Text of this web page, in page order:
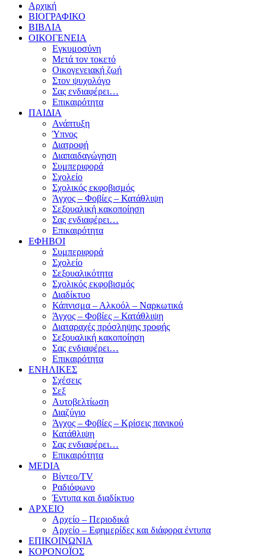
Αρχική
ΒΙΟΓΡΑΦΙΚΟ
ΒΙΒΛΙΑ
ΟΙΚΟΓΕΝΕΙΑ
Εγκυμοσύνη
Μετά τον τοκετό
Οικογενειακή ζωή
Στον ψυχολόγο
Σας ενδιαφέρει…
Επικαιρότητα
ΠΑΙΔΙΑ
Ανάπτυξη
Ύπνος
Διατροφή
Διαπαιδαγώγηση
Συμπεριφορά
Σχολείο
Σχολικός εκφοβισμός
Άγχος – Φοβίες – Κατάθλιψη
Σεξουαλική κακοποίηση
Σας ενδιαφέρει…
Επικαιρότητα
ΕΦΗΒΟΙ
Συμπεριφορά
Σχολείο
Σεξουαλικότητα
Σχολικός εκφοβισμός
Διαδίκτυο
Κάπνισμα – Αλκοόλ – Ναρκωτικά
Άγχος – Φοβίες – Κατάθλιψη
Διαταραχές πρόσληψης τροφής
Σεξουαλική κακοποίηση
Σας ενδιαφέρει…
Επικαιρότητα
ΕΝΗΛΙΚΕΣ
Σχέσεις
Σεξ
Αυτοβελτίωση
Διαζύγιο
Άγχος – Φοβίες – Κρίσεις πανικού
Κατάθλιψη
Σας ενδιαφέρει…
Επικαιρότητα
MEDIA
Βίντεο/TV
Ραδιόφωνο
Έντυπα και διαδίκτυο
ΑΡΧΕΙΟ
Αρχείο – Περιοδικά
Αρχείο – Εφημερίδες και διάφορα έντυπα
ΕΠΙΚΟΙΝΩΝΙΑ
ΚΟΡΟΝΟΪΟΣ